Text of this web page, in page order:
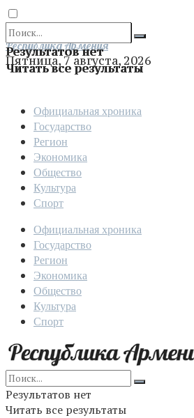
Результатов нет
Читать все результаты
Отправить
Республика Армения
Пятница, 7 августа, 2026
Официальная хроника
Государство
Регион
Экономика
Общество
Культура
Спорт
Официальная хроника
Государство
Регион
Экономика
Общество
Культура
Спорт
Результатов нет
Читать все результаты